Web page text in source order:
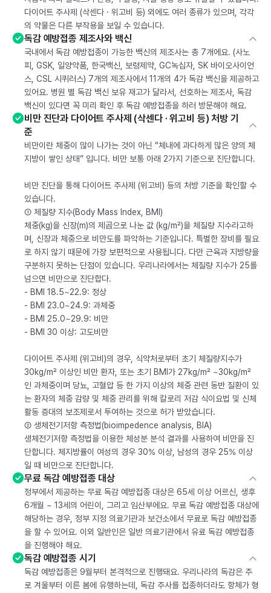
다이어트 주사제 (삭센다 · 위고비 등) 외에도 여러 종류가 있으며, 각각
의 약물은 다른 부작용을 보일 수 있습니다.
독감 예방접종 제조사와 백신
국내에서 독감 예방접종이 가능한 백신의 제조사는 총 7개에요. (사노
피, GSK, 일양약품, 한국백신, 보령제약, GC녹십자, SK 바이오사이언
스, CSL 시퀴러스) 7개의 제조사에서 11개의 4가 독감 백신을 제공하고
있어요. 병원 별 독감 백신 보유 재고가 달라서, 선호하는 제조사, 독감
백신이 있다면 꼭 미리 확인 후 독감 예방접종을 하러 방문해야 해요.
비만 진단과 다이어트 주사제 (삭센다 · 위고비 등) 처방 기
준
비만이란 체중이 많이 나가는 것이 아닌 “체내에 과다하게 많은 양의 체
지방이 쌓인 상태” 입니다. 비만 보통 아래 2가지 기준으로 진단합니다.
비만 진단을 통해 다이어트 주사제 (위고비) 등의 처방 기준을 확인할 수
있습니다.
① 체질량 지수(Body Mass Index, BMI)
체중(kg)을 신장(m)의 제곱으로 나눈 값 (kg/m²)을 체질량 지수라고하
며, 신장과 체중으로 비만도를 파악하는 기준입니다. 특별한 장비를 필요
로 하지 않기 때문에 가장 보편적으로 사용됩니다. 다만 근육과 지방량을
구분하지 못하는 단점이 있습니다. 우리나라에서는 체질량 지수가 25를
넘으면 비만으로 진단합다.
- BMI 18.5~22.9: 정상
- BMI 23.0~24.9: 과체중
- BMI 25.0~29.9: 비만
- BMI 30 이상: 고도비만
다이어트 주사제 (위고비)의 경우, 식약처로부터 초기 체질량지수가
30kg/m² 이상인 비만 환자, 또는 초기 BMI가 27kg/m² ~30kg/m²
인 과체중이며 당뇨, 고혈압 등 한 가지 이상의 체중 관련 동반 질환이 있
는 환자의 체중 감량 및 체중 관리를 위해 칼로리 저감 식이요법 및 신체
활동 증대의 보조제로서 투여하는 것으로 허가 받았습니다.
② 생체전기저항 측정법(bioimpedence analysis, BIA)
생체전기저항 측정법을 이용한 체성분 분석 결과를 사용하여 비만을 진
단합니다. 체지방률이 여성의 경우 30% 이상, 남성의 경우 25% 이상
일 때 비만으로 진단합니다.
무료 독감 예방접종 대상
정부에서 제공하는 무료 독감 예방접종 대상은 65세 이상 어르신, 생후
6개월 ~ 13세의 어린이, 그리고 임산부에요. 무료 독감 예방접종 대상에
해당하는 경우, 정부 지정 의료기관과 보건소에서 무료로 독감 예방접종
을 할 수 있어요. 이외 일반인은 일반 의료기관에서 유료 독감 예방접종
을 진행해야 해요.
독감 예방접종 시기
독감 예방접종은 9월부터 본격적으로 진행돼요. 우리나라의 독감은 주
로 겨울부터 이른 봄에 유행하는데, 독감 주사를 접종하더라도 항체가 형